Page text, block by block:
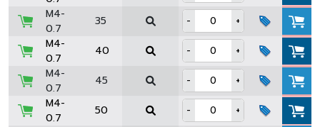
M4-
0.7
35 -
+
M4-
0.7
40 -
+
M4-
0.7
45 -
+
M4-
0.7
50 -
+